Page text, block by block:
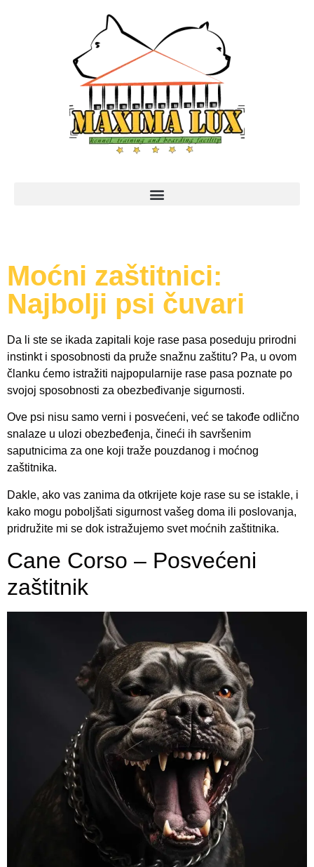
Moćni zaštitnici:
Najbolji psi čuvari
Da li ste se ikada zapitali koje rase pasa poseduju prirodni
instinkt i sposobnosti da pruže snažnu zaštitu? Pa, u ovom
članku ćemo istražiti najpopularnije rase pasa poznate po
svojoj sposobnosti za obezbeđivanje sigurnosti.
Ove psi nisu samo verni i posvećeni, već se takođe odlično
snalaze u ulozi obezbeđenja, čineći ih savršenim
saputnicima za one koji traže pouzdanog i moćnog
zaštitnika.
Dakle, ako vas zanima da otkrijete koje rase su se istakle, i
kako mogu poboljšati sigurnost vašeg doma ili poslovanja,
pridružite mi se dok istražujemo svet moćnih zaštitnika.
Cane Corso – Posvećeni
zaštitnik